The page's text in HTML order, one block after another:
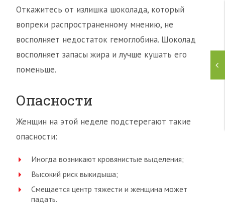
Откажитесь от излишка шоколада, который
вопреки распространенному мнению, не
восполняет недостаток гемоглобина. Шоколад
восполняет запасы жира и лучше кушать его
поменьше.
Опасности
Женщин на этой неделе подстерегают такие
опасности:
Иногда возникают кровянистые выделения;
Высокий риск выкидыша;
Смещается центр тяжести и женщина может
падать.